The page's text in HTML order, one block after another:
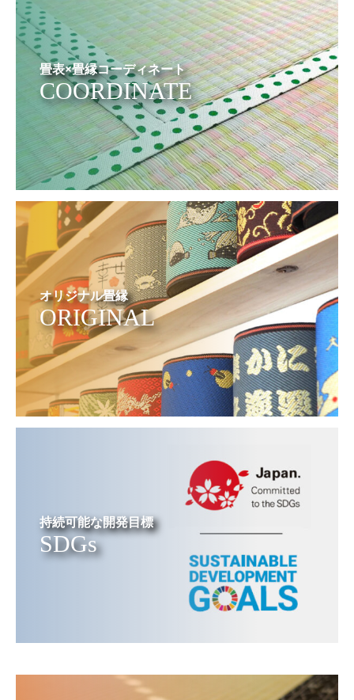
畳表×畳縁コーディネート
COORDINATE
オリジナル畳縁
ORIGINAL
持続可能な開発目標
SDGs